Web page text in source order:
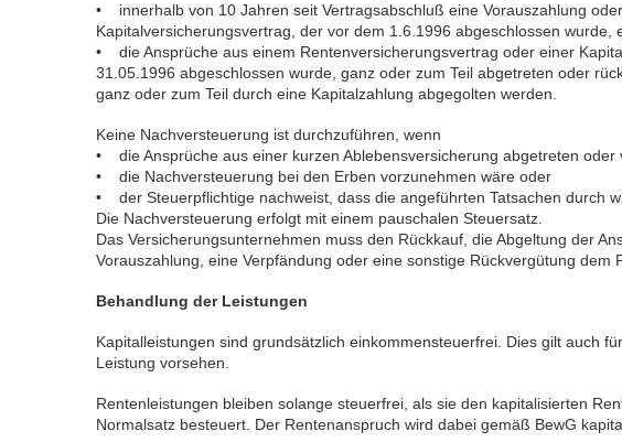
• innerhalb von 10 Jahren seit Vertragsabschluß eine Vorauszahlung
Kapitalversicherungsvertrag, der vor dem 1.6.1996 abgeschlossen wurde,
• die Ansprüche aus einem Rentenversicherungsvertrag oder einer
31.05.1996 abgeschlossen wurde, ganz oder zum Teil abgetreten oder
ganz oder zum Teil durch eine Kapitalzahlung abgegolten werden.
Keine Nachversteuerung ist durchzuführen, wenn
• die Ansprüche aus einer kurzen Ablebensversicherung abgetreten oder
• die Nachversteuerung bei den Erben vorzunehmen wäre oder
• der Steuerpflichtige nachweist, dass die angeführten Tatsachen durch
Die Nachversteuerung erfolgt mit einem pauschalen Steuersatz.
Das Versicherungsunternehmen muss den Rückkauf, die Abgeltung der
Vorauszahlung, eine Verpfändung oder eine sonstige Rückvergütung dem
Behandlung der Leistungen
Kapitalleistungen sind grundsätzlich einkommensteuerfrei. Dies gilt auch
Leistung vorsehen.
Rentenleistungen bleiben solange steuerfrei, als sie den kapitalisierten
Normalsatz besteuert. Der Rentenanspruch wird dabei gemäß BewG